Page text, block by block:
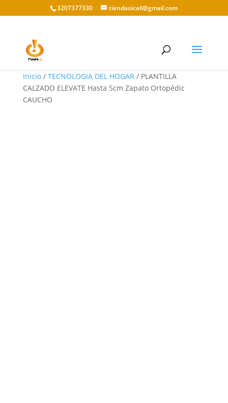
3207377330 tiendaoicali@gmail.com
Inicio/ TECNOLOGIA DEL HOGAR/ PLANTILLA
CALZADO ELEVATE Hasta 5cm Zapato Ortopédic
CAUCHO